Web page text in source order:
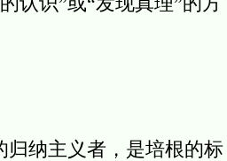
纳主义者，是培根的标